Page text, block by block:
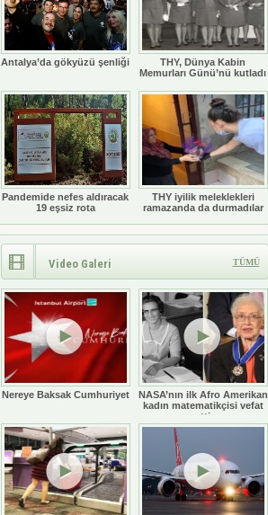
Antalya’da gökyüzü şenliği
THY, Dünya Kabin
Memurları Günü’nü kutladı
Pandemide nefes aldıracak
19 eşsiz rota
THY iyilik meleklekleri
ramazanda da durmadılar
Video Galeri TÜMÜ
Nereye Baksak Cumhuriyet
NASA’nın ilk Afro Amerikan
kadın matematikçisi vefat
etti